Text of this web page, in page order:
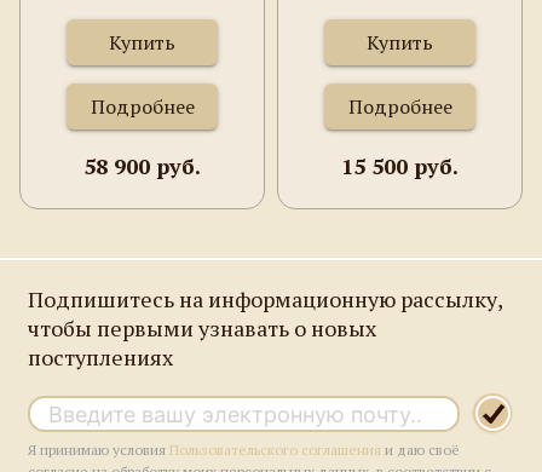
Германия, Франкфурт-на-
Майне, Adolf Mayer, 233
грамма, 234х195 мм.
Купить
Подробнее
58 900 руб.
Купить
Подробнее
15 500 руб.
Подпишитесь на информационную рассылку,
чтобы первыми узнавать о новых
поступлениях
Я принимаю условияПользовательского соглашения и даю своё